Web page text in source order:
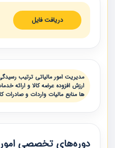
دریافت فایل
مدیریت امور مالیاتی ترتیب
ارزش افزوده عرضه کالا و ارائه
ها منابع مالیات واردات و
دوره‌های تخصصی امور